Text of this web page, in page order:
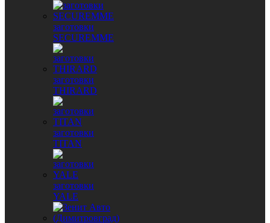
заготовки
SECUREMME
заготовки
THIRARD
заготовки
TITAN
заготовки
YALE